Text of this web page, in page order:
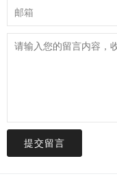
提交留言